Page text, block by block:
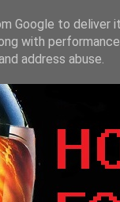
Google to deliver
with
address abuse.